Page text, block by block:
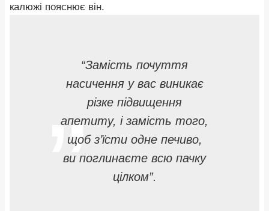
калюжі пояснює він.
“Замість почуття
насичення у вас виникає
різке підвищення
апетиту, і замість того,
щоб з’їсти одне печиво,
ви поглинаєте всю пачку
цілком”.